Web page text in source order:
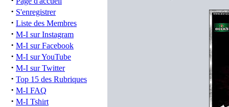
· S'enregistrer
· Liste des Membres
· M-I sur Instagram
· M-I sur Facebook
· M-I sur YouTube
· M-I sur Twitter
· Top 15 des Rubriques
· M-I FAQ
· M-I Tshirt